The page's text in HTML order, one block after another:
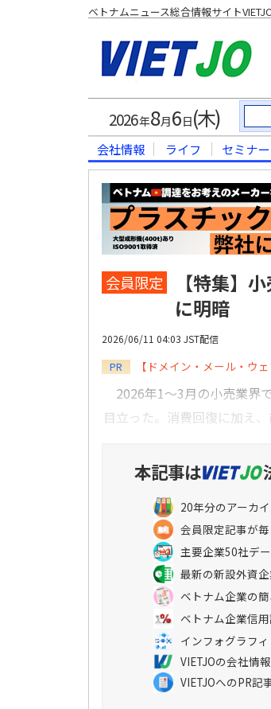
ベトナムニュース総合情報サイト
2026年8月6 日(木)
会社情報 ライフ セミナー
会員限定
【特集】
に明暗
2026/06/11 04:03 JST配信
PR 【ドメイン・メール・ウ
2026年1～3月の小売業界
目立った。消費回復に加え
本記事は
20年分のアーカ
会員限定記事が
主要企業50社デ
最新の新設外資
ベトナム企業の
ベトナム企業信
インフォグラフ
VIETJOの会社情
VIETJOへのPR記